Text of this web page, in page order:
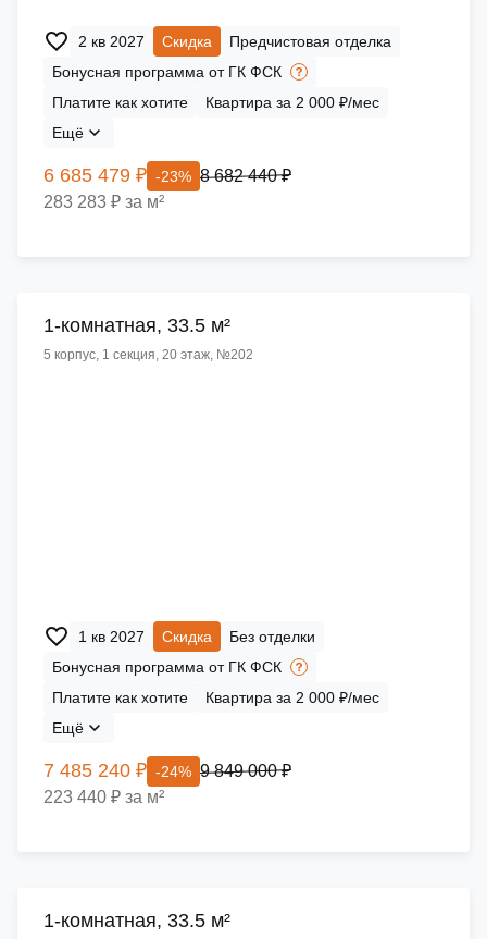
2 кв 2027 Скидка
Предчистовая отделка
Бонусная программа от ГК ФСК
Платите как хотите
Квартира за 2 000 ₽/мес
Ещё
6 685 479 ₽ -23% 8 682 440 ₽
283 283 ₽ за м²
1-комнатная, 33.5 м²
5 корпус, 1 секция, 20 этаж, №202
1 кв 2027 Скидка
Без отделки
Бонусная программа от ГК ФСК
Платите как хотите
Квартира за 2 000 ₽/мес
Ещё
7 485 240 ₽ -24% 9 849 000 ₽
223 440 ₽ за м²
1-комнатная, 33.5 м²